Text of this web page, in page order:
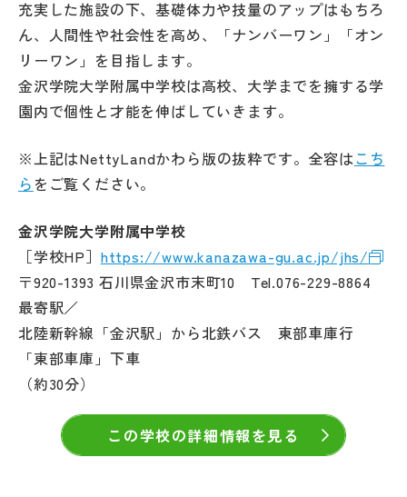
充実した施設の下、基礎体力や技量のアップはもちろ
ん、人間性や社会性を高め、「ナンバーワン」「オン
リーワン」を目指します。
金沢学院大学附属中学校は高校、大学までを擁する学
園内で個性と才能を伸ばしていきます。
※上記はNettyLandかわら版の抜粋です。全容はこち
ら をご覧ください。
金沢学院大学附属中学校
［学校HP］ https://www.kanazawa-gu.ac.jp/jhs/
〒920-1393 石川県金沢市末町10 Tel.076-229-8864
最寄駅／
北陸新幹線「金沢駅」から北鉄バス 東部車庫行
「東部車庫」下車
（約30分）
この学校の詳細情報を見る